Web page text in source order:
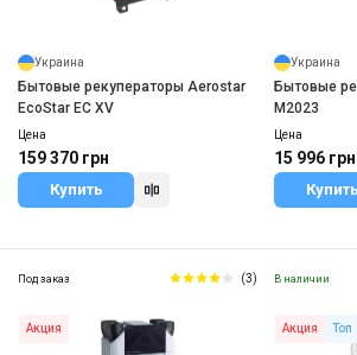
Украина
Бытовые рекуператоры Aerostar
EcoStar EC XV
Цена
159 370 грн
Купить
Украина
Бытовые
M2023
Цена
15 996 грн
Купить
Под заказ (3)
Акция
В наличии
Акция Топ